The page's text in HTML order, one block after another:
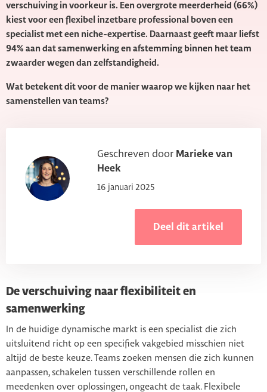
verschuiving in voorkeur is. Een overgrote meerderheid (66%)
kiest voor een flexibel inzetbare professional boven een
specialist met een niche-expertise. Daarnaast geeft maar liefst
94% aan dat samenwerking en afstemming binnen het team
zwaarder wegen dan zelfstandigheid.
Wat betekent dit voor de manier waarop we kijken naar het
samenstellen van teams?
Geschreven door Marieke van
Heek
16 januari 2025
Deel dit artikel
De verschuiving naar flexibiliteit en
samenwerking
In de huidige dynamische markt is een specialist die zich
uitsluitend richt op een specifiek vakgebied misschien niet
altijd de beste keuze. Teams zoeken mensen die zich kunnen
aanpassen, schakelen tussen verschillende rollen en
meedenken over oplossingen, ongeacht de taak. Flexibele